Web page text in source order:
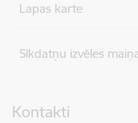
Lapas karte
Sīkdatņu izvēles
Kontakti